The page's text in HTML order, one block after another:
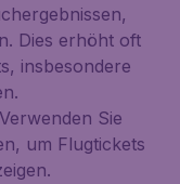
Dies erhöht oft
insbesondere
Sie
, um Flugtickets